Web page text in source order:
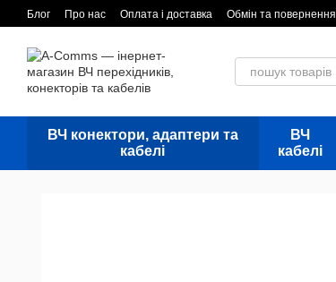
Перейти до основного контенту
Блог Про нас Оплата і доставка Обмін та повернення
ВЧ конектори, адаптери та
кабелі
ВЧ
кабелі